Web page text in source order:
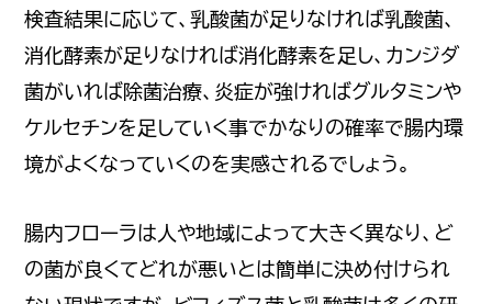
検査結果に応じて、乳酸菌が足りなければ乳酸菌、
消化酵素が足りなければ消化酵素を足し、カンジダ
菌がいれば除菌治療、炎症が強ければグルタミンや
ケルセチンを足していく事でかなりの確率で腸内環
境がよくなっていくのを実感されるでしょう。
腸内フローラは人や地域によって大きく異なり、ど
の菌が良くてどれが悪いとは簡単に決め付けられ